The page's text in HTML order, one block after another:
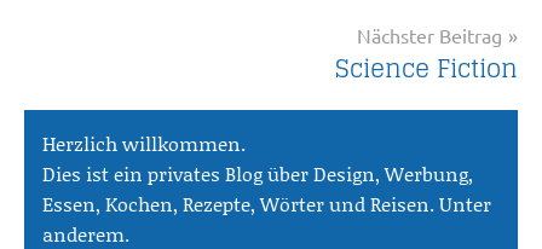
Nächster Beitrag
Science Fiction
Herzlich willkommen.
Dies ist ein privates Blog über Design, Werbung,
Essen, Kochen, Rezepte, Wörter und Reisen. Unter
anderem.